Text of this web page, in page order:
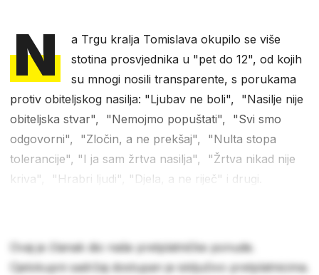
N
a Trgu kralja Tomislava okupilo se više
stotina prosvjednika u "pet do 12", od kojih
su mnogi nosili transparente, s porukama
protiv obiteljskog nasilja: "Ljubav ne boli", "Nasilje nije
obiteljska stvar", "Nemojmo popuštati", "Svi smo
odgovorni", "Zločin, a ne prekšaj", "Nulta stopa
tolerancije", "I ja sam žrtva nasilja", "Žrtva nikad nije
kriva", "Hrabri ljudi", "Djela, a ne riječ" i drugi.
Ovaj je članak dio naše pretplatničke ponude.
Cjelokupni sadržaj dostupan je isključivo pretplatnicima.